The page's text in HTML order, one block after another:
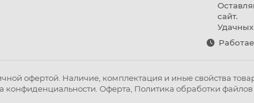
сайт.
офертой. Наличие, комплектация и иные свойства
конфиденциальности Оферта Политика обработки